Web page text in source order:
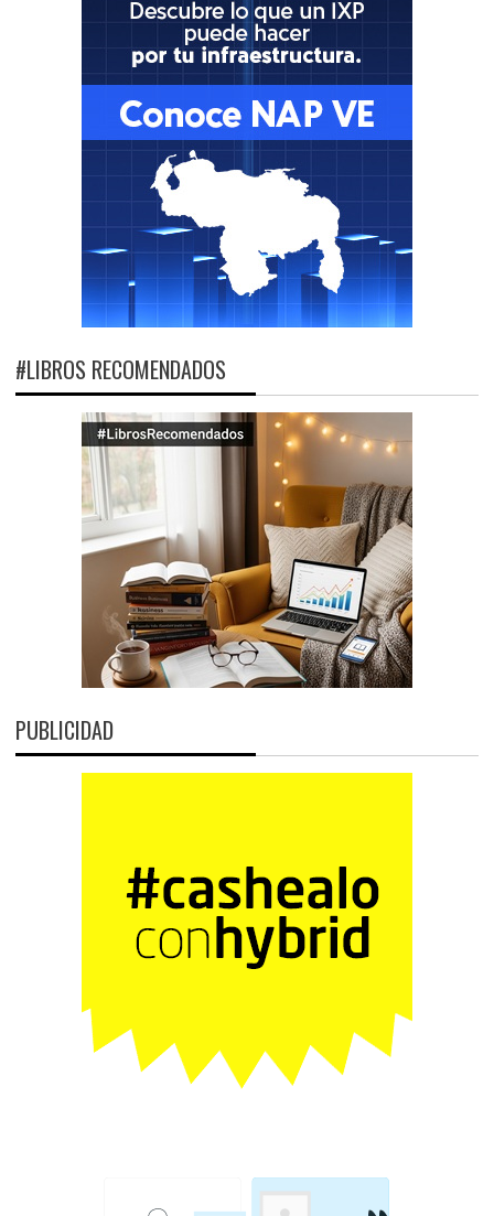
#LIBROS RECOMENDADOS
PUBLICIDAD